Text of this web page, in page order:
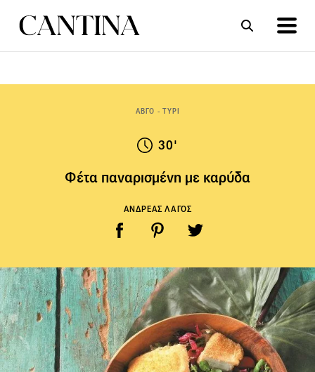
ΑΒΓΟ - ΤΥΡΙ
30'
Φέτα παναρισμένη με καρύδα
ΑΝΔΡΕΑΣ ΛΑΓΟΣ